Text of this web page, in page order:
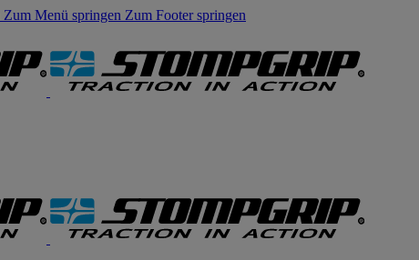
Zum Menü springen Zum Footer springen